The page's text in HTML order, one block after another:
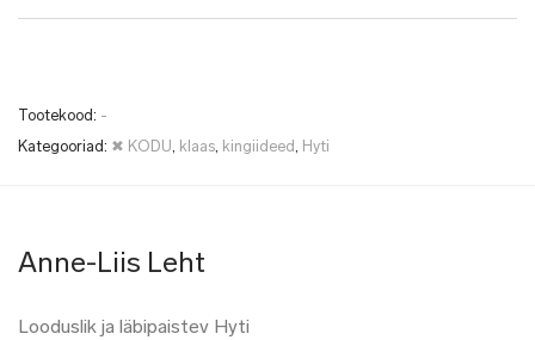
Tootekood: -
Kategooriad: ✖ KODU, klaas, kingiideed, Hyti
Anne-Liis Leht
Looduslik ja läbipaistev Hyti